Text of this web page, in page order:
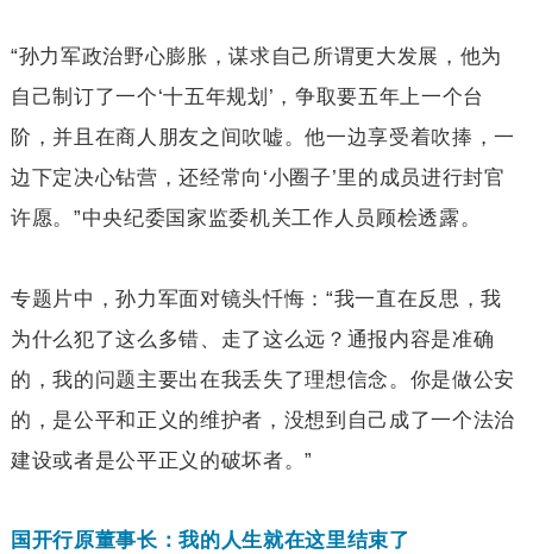
“孙力军政治野心膨胀，谋求自己所谓更大发展，他为
自己制订了一个‘十五年规划’，争取要五年上一个台
阶，并且在商人朋友之间吹嘘。他一边享受着吹捧，一
边下定决心钻营，还经常向‘小圈子’里的成员进行封官
许愿。”中央纪委国家监委机关工作人员顾桧透露。
专题片中，孙力军面对镜头忏悔：“我一直在反思，我
为什么犯了这么多错、走了这么远？通报内容是准确
的，我的问题主要出在我丢失了理想信念。你是做公安
的，是公平和正义的维护者，没想到自己成了一个法治
建设或者是公平正义的破坏者。”
国开行原董事长：我的人生就在这里结束了